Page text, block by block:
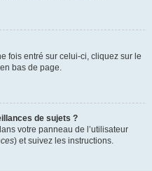
fois entré sur celui-ci, cliquez sur le
bas de page.
de sujets ?
votre panneau de l’utilisateur
) et suivez les instructions.